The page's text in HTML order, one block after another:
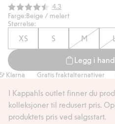
4.3
Farge:Beige / melert
Størrelse:
XS S M
Legg i
Gratis fraktalternativer
I Kappahls outlet finner du
kolleksjoner til redusert pris.
produktets pris ved salgsstart.